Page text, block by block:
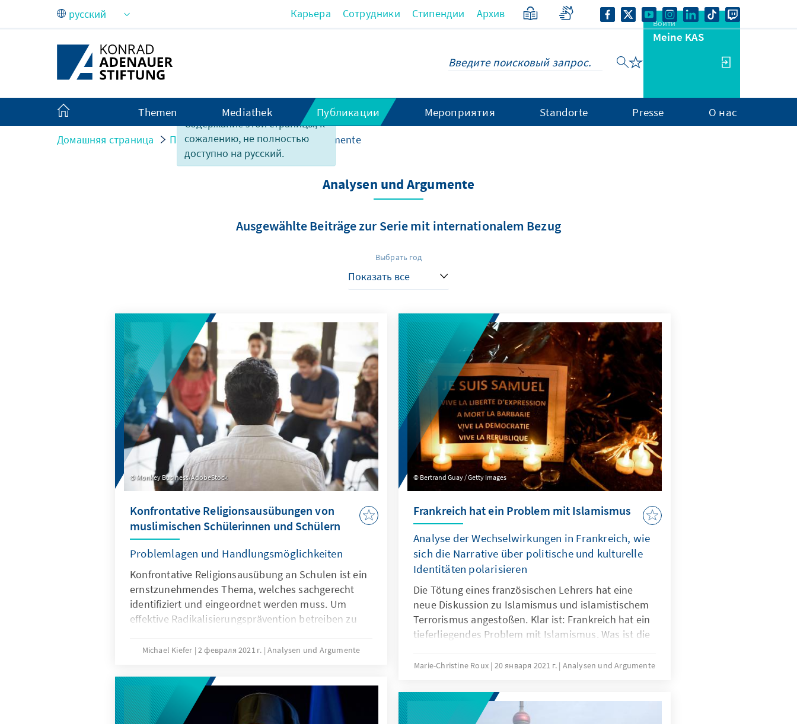
Skip to Main Content
Содержание этой страницы, к
сожалению, не полностью
доступно на русский.
Карьера Сотрудники Стипендии Архив
Войти
Meine KAS
Themen Mediathek Публикации Мероприятия Standorte Presse О нас
Домашняя страница Публикации Analysen und Argumente
Analysen und Argumente
Ausgewählte Beiträge zur Serie mit internationalem Bezug
Выбрать год
Monkey Business/AdobeStock
Konfrontative Religionsausübungen von
muslimischen Schülerinnen und Schülern
Problemlagen und Handlungsmöglichkeiten
Konfrontative Religionsausübung an Schulen ist ein
ernstzunehmendes Thema, welches sachgerecht
identifiziert und eingeordnet werden muss. Um
effektive Radikalisierungsprävention betreiben zu
und professionelle Fachkräfte.
Michael Kiefer 2 февраля 2021 г. Analysen und Argumente
Bertrand Guay / Getty Images
Frankreich hat ein Problem mit Islamismus
Analyse der Wechselwirkungen in Frankreich, wie
sich die Narrative über politische und kulturelle
Identitäten polarisieren
Die Tötung eines französischen Lehrers hat eine
neue Diskussion zu Islamismus und islamistischem
Terrorismus angestoßen. Klar ist: Frankreich hat ein
tieferliegendes Problem mit Islamismus. Was ist die
auch für Deutschland wichtig sein? Welche
Marie-Christine Roux 20 января 2021 г. Analysen und Argumente